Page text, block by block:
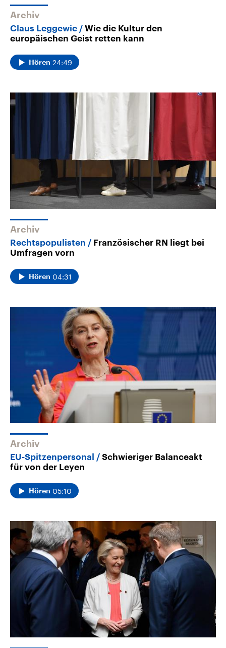
Archiv
Claus Leggewie
Wie die Kultur den
europäischen Geist retten kann
Hören 24:49
Archiv
Rechtspopulisten
Französischer RN liegt bei
Umfragen vorn
Hören 04:31
Archiv
EU-Spitzenpersonal
Schwieriger Balanceakt
für von der Leyen
Hören 05:10